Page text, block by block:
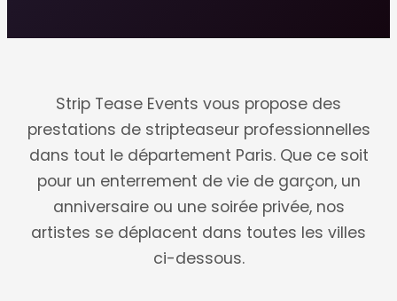
Strip Tease Events vous propose des
prestations de stripteaseur professionnelles
dans tout le département Paris. Que ce soit
pour un enterrement de vie de garçon, un
anniversaire ou une soirée privée, nos
artistes se déplacent dans toutes les villes
ci-dessous.